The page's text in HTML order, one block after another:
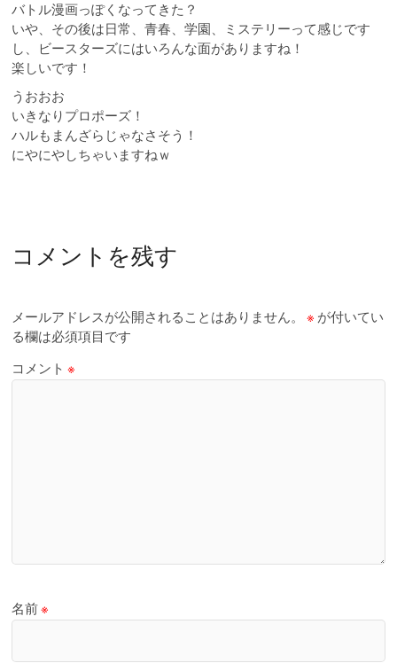
バトル漫画っぽくなってきた？
いや、その後は日常、青春、学園、ミステリーって感じです
し、ビースターズにはいろんな面がありますね！
楽しいです！
うおおお
いきなりプロポーズ！
ハルもまんざらじゃなさそう！
にやにやしちゃいますねｗ
コメントを残す
メールアドレスが公開されることはありません。 ※ が付いてい
る欄は必須項目です
コメント※
名前※